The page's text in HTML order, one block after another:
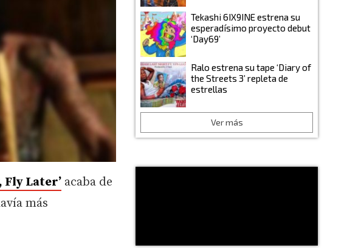
Fly Later’ acaba de
más
Tekashi 6IX9INE estrena su
esperadísimo proyecto debut
‘Day69’
Ralo estrena su tape ‘Diary of
the Streets 3’ repleta de
estrellas
Ver más